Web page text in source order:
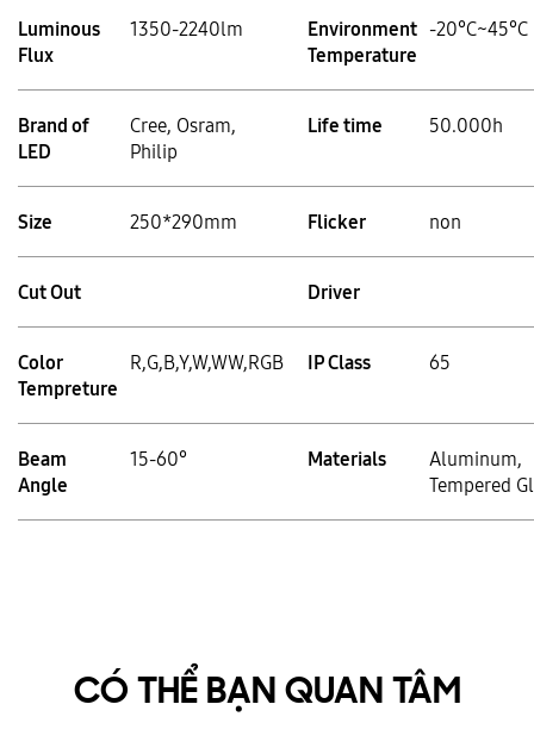
Luminous
Flux
1350-2240lm
Environment
Temperature
-20°C~45°C
Brand of
LED
Cree, Osram,
Philip
Life time 50.000h
Size 250*290mm Flicker non
Cut Out Driver
Color
Tempreture
R,G,B,Y,W,WW,RGB IP Class 65
Beam
Angle
15-60° Materials
Aluminum,
Tempered
CÓ THỂ BẠN QUAN TÂM